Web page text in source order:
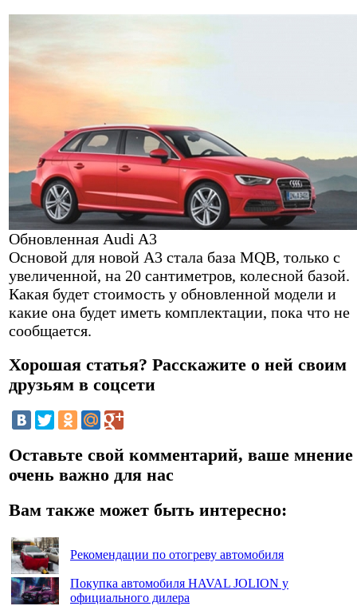
Обновленная Audi A3
Основой для новой A3 стала база MQB, только с
увеличенной, на 20 сантиметров, колесной базой.
Какая будет стоимость у обновленной модели и
какие она будет иметь комплектации, пока что не
сообщается.
Хорошая статья? Расскажите о ней своим
друзьям в соцсети
Оставьте свой комментарий, ваше мнение
очень важно для нас
Вам также может быть интересно:
Рекомендации по отогреву автомобиля
Покупка автомобиля HAVAL JOLION у
официального дилера